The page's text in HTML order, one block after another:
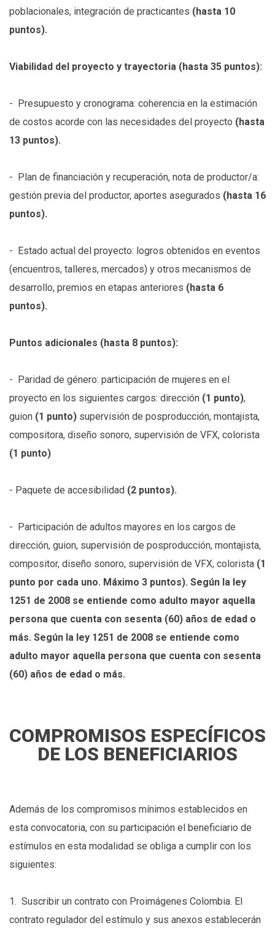
poblacionales, integración de practicantes (hasta 10
puntos).
Viabilidad del proyecto y trayectoria (hasta 35 puntos):
- Presupuesto y cronograma: coherencia en la estimación
de costos acorde con las necesidades del proyecto (hasta
13 puntos).
- Plan de financiación y recuperación, nota de productor/a:
gestión previa del productor, aportes asegurados (hasta 16
puntos).
- Estado actual del proyecto: logros obtenidos en eventos
(encuentros, talleres, mercados) y otros mecanismos de
desarrollo, premios en etapas anteriores (hasta 6
puntos).
Puntos adicionales (hasta 8 puntos):
- Paridad de género: participación de mujeres en el
proyecto en los siguientes cargos: dirección (1 punto),
guion (1 punto) supervisión de posproducción, montajista,
compositora, diseño sonoro, supervisión de VFX, colorista
(1 punto)
- Paquete de accesibilidad (2 puntos).
- Participación de adultos mayores en los cargos de
dirección, guion, supervisión de posproducción, montajista,
compositor, diseño sonoro, supervisión de VFX, colorista (1
punto por cada uno. Máximo 3 puntos). Según la ley
1251 de 2008 se entiende como adulto mayor aquella
persona que cuenta con sesenta (60) años de edad o
más. Según la ley 1251 de 2008 se entiende como
adulto mayor aquella persona que cuenta con sesenta
(60) años de edad o más.
COMPROMISOS ESPECÍFICOS
DE LOS BENEFICIARIOS
Además de los compromisos mínimos establecidos en
esta convocatoria, con su participación el beneficiario de
estímulos en esta modalidad se obliga a cumplir con los
siguientes:
1. Suscribir un contrato con Proimágenes Colombia. El
contrato regulador del estímulo y sus anexos establecerán